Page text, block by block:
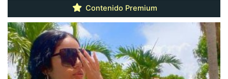
Contenido Premium